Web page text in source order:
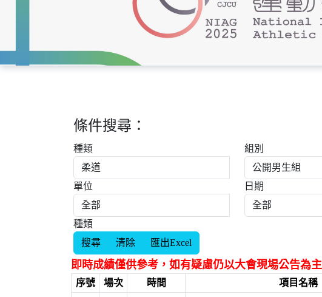
條件搜尋：
種類 組別
單位 日期
種類
即時成績僅供參考，如有疑慮仍以大會現場公告為主
序號 場次 時間 項目名稱